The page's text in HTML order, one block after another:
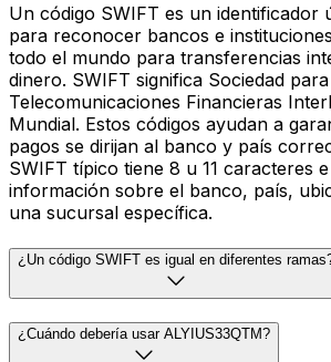
Un código SWIFT es un identificador
para reconocer bancos e
todo el mundo para transferencias
dinero. SWIFT significa Sociedad
Telecomunicaciones Financieras
Mundial. Estos códigos ayudan a
pagos se dirijan al banco y país
SWIFT típico tiene 8 u 11 caracteres
información sobre el banco, país,
una sucursal específica.
¿Un código SWIFT es igual en diferentes
¿Cuándo debería usar ALYIUS33QTM?